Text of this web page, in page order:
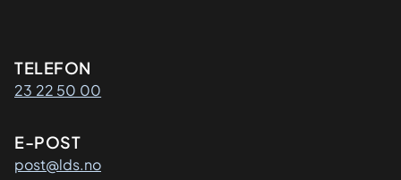
Kontaktinformasjon
TELEFON
23 22 50 00
E-POST
post@lds.no